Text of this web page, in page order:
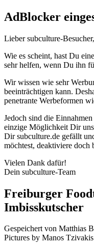
AdBlocker
Lieber subculture-Besucher,
Wie es scheint, hast Du
sehr helfen, wenn Du ihn
Wir wissen wie sehr
beeinträchtigen kann.
penetrante Werbeformen
Jedoch sind die
einzige Möglichkeit Dir
Dir subculture.de gefällt
möchtest, deaktiviere doch
Vielen Dank dafür!
Dein subculture-Team
Freiburger
Imbisskutscher
Gespeichert von Matthias
Pictures by Manos Tzivakis